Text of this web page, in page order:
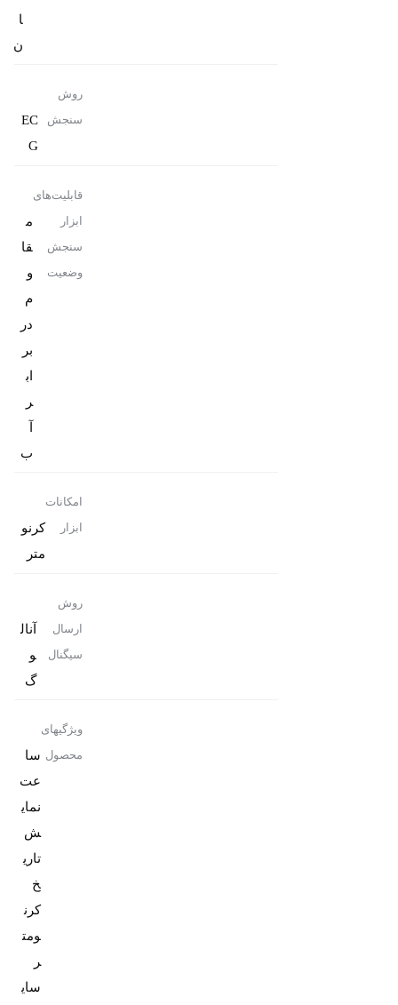
ا
ن
روش
سنجش
EC
G
قابلیت‌های
ابزار
سنجش
وضعیت
م
قا
و
م
در
بر
اب
ر
ب
امکانات
ابزار
کرنو
متر
روش
ارسال
سیگنال
آنال
و
گ
ویژگیهای
محصول سا
عت
نمای
ش
تاری
خ
کرن
ومت
ر
سای